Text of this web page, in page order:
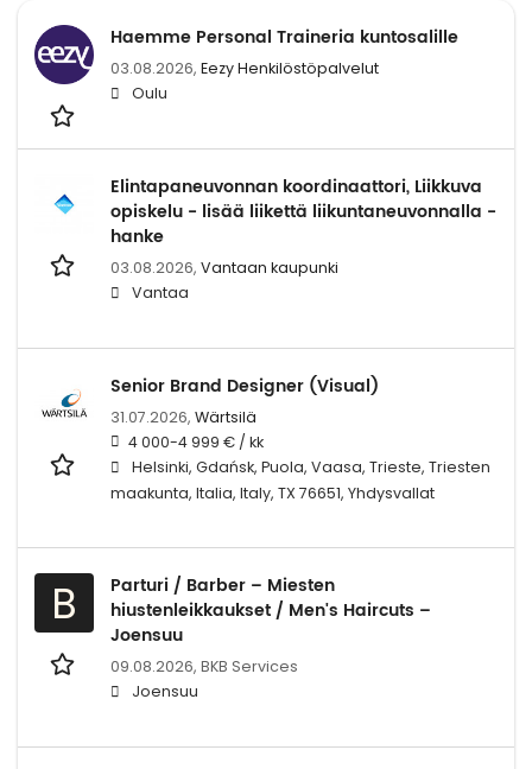
Haemme Personal Traineria kuntosalille
03.08.2026, Eezy Henkilöstöpalvelut
Oulu
Elintapaneuvonnan koordinaattori, Liikkuva
opiskelu - lisää liikettä liikuntaneuvonnalla -
hanke
03.08.2026, Vantaan kaupunki
Vantaa
Senior Brand Designer (Visual)
31.07.2026, Wärtsilä
4 000-4 999 € / kk
Helsinki, Gdańsk, Puola, Vaasa, Trieste, Triesten
maakunta, Italia, Italy, TX 76651, Yhdysvallat
B
Parturi / Barber – Miesten
hiustenleikkaukset / Men's Haircuts –
Joensuu
09.08.2026, BKB Services
Joensuu